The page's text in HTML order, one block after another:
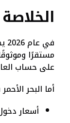
الخلاصة
مستقرًا
على حساب
أما البحر
أسعار